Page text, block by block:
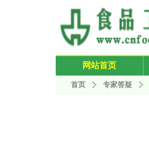
网站首页
首页 专家答疑